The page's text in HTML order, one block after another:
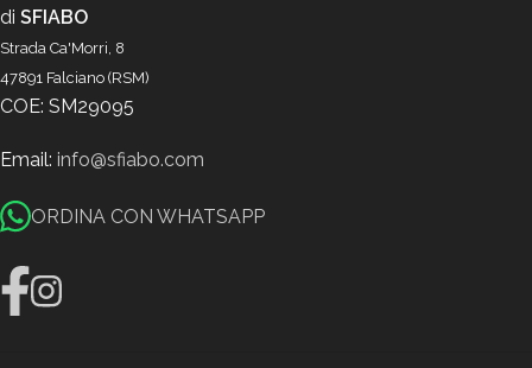
di SFIABO
Strada Ca'Morri, 8
47891 Falciano (RSM)
COE: SM29095
Email: info@sfiabo.com
ORDINA CON WHATSAPP